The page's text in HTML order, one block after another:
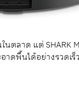
าด แต่ SHARK
ดพื้นได้อย่างรวดเ